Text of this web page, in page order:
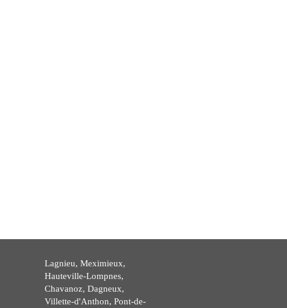
Lagnieu, Meximieux,
Hauteville-Lompnes,
Chavanoz, Dagneux,
Villette-d'Anthon, Pont-de-